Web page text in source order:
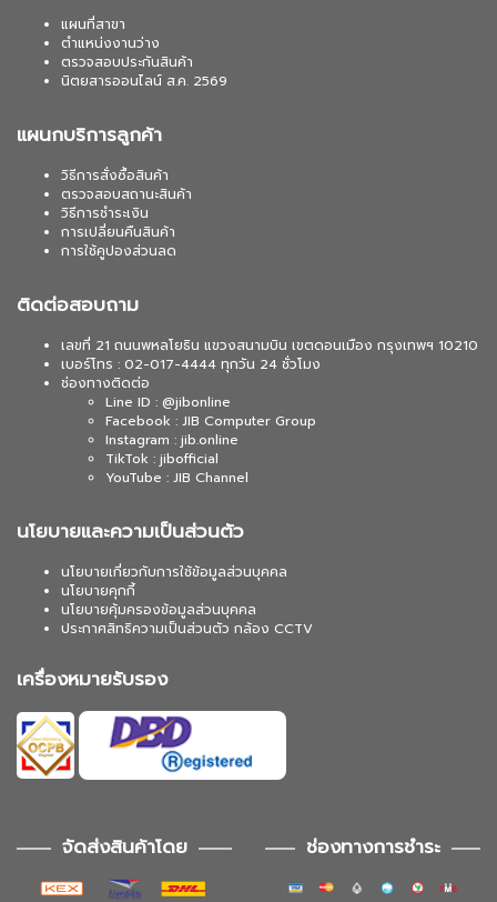
แผนที่สาขา
ตำแหน่งงานว่าง
ตรวจสอบประกันสินค้า
นิตยสารออนไลน์ ส.ค. 2569
แผนกบริการลูกค้า
วิธีการสั่งซื้อสินค้า
ตรวจสอบสถานะสินค้า
วิธีการชำระเงิน
การเปลี่ยนคืนสินค้า
การใช้คูปองส่วนลด
ติดต่อสอบถาม
เลขที่ 21 ถนนพหลโยธิน แขวงสนามบิน เขตดอนเมือง กรุงเทพฯ 10210
เบอร์โทร : 02-017-4444 ทุกวัน 24 ชั่วโมง
ช่องทางติดต่อ
Line ID : @jibonline
Facebook : JIB Computer Group
Instagram : jib.online
TikTok : jibofficial
YouTube : JIB Channel
นโยบายและความเป็นส่วนตัว
นโยบายเกี่ยวกับการใช้ข้อมูลส่วนบุคคล
นโยบายคุกกี้
นโยบายคุ้มครองข้อมูลส่วนบุคคล
ประกาศสิทธิความเป็นส่วนตัว กล้อง CCTV
เครื่องหมายรับรอง
จัดส่งสินค้าโดย ช่องทางการชำระ